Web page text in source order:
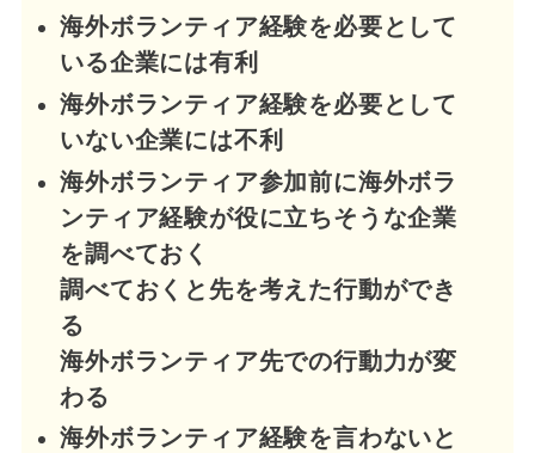
海外ボランティア経験を必要として
いる企業には有利
海外ボランティア経験を必要として
いない企業には不利
海外ボランティア参加前に海外ボラ
ンティア経験が役に立ちそうな企業
を調べておく
調べておくと先を考えた行動ができ
る
海外ボランティア先での行動力が変
わる
海外ボランティア経験を言わないと